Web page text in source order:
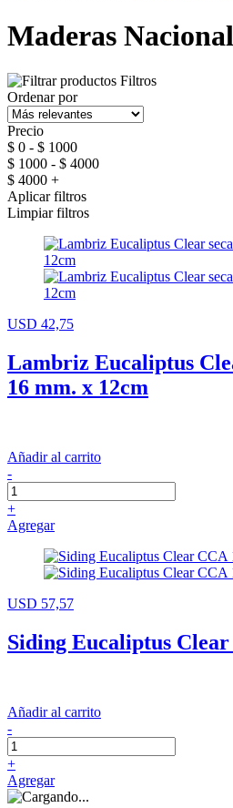
Maderas
Filtros
Ordenar por
Precio
$ 0 - $ 1000
$ 1000 - $ 4000
$ 4000 +
Aplicar filtros
Limpiar filtros
USD 42,75
Lambriz Eucaliptus
16 mm. x 12cm
Añadir al carrito
-
+
Agregar
USD 57,57
Siding Eucaliptus Clear
Añadir al carrito
-
+
Agregar